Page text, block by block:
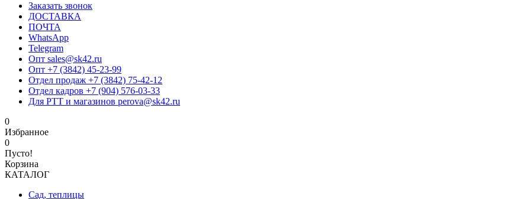
Заказать звонок
ДОСТАВКА
ПОЧТА
WhatsApp
Telegram
Опт sales@sk42.ru
Опт +7 (3842) 45-23-99
Отдел продаж +7 (3842) 75-42-12
Отдел кадров +7 (904) 576-03-33
Для РТТ и магазинов perova@sk42.ru
0
Избранное
0
Пусто!
Корзина
КАТАЛОГ
Сад, теплицы